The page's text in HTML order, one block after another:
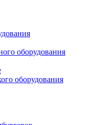
оборудования
оборудования